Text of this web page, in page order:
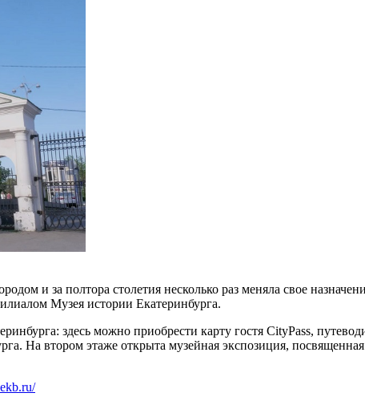
и за полтора столетия несколько раз меняла свое
Музея истории Екатеринбурга.
здесь можно приобрести карту гостя CityPass,
На втором этаже открыта музейная экспозиция,